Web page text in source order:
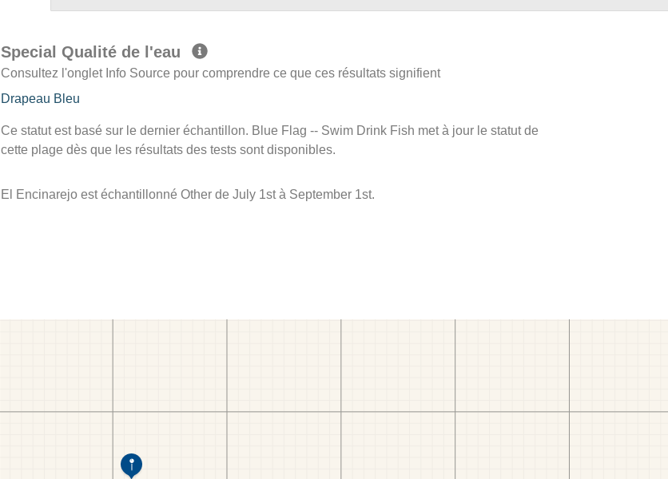
Special Qualité de l'eau
Consultez l'onglet Info Source pour comprendre ce que ces résultats signifient
Drapeau Bleu
Ce statut est basé sur le dernier échantillon. Blue Flag -- Swim Drink Fish met à jour le statut de
cette plage dès que les résultats des tests sont disponibles.
El Encinarejo est échantillonné Other de July 1st à September 1st.